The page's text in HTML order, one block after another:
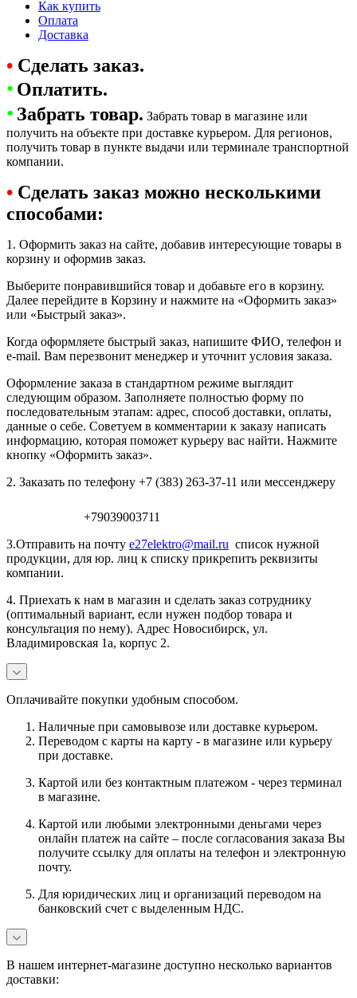
Как купить
Оплата
Доставка
• Сделать заказ.
• Оплатить.
• Забрать товар. Забрать товар в магазине или
получить на объекте при доставке курьером. Для регионов,
получить товар в пункте выдачи или терминале транспортной
компании.
• Сделать заказ можно несколькими
способами:
1. Оформить заказ на сайте, добавив интересующие товары в
корзину и оформив заказ.
Выберите понравившийся товар и добавьте его в корзину.
Далее перейдите в Корзину и нажмите на «Оформить заказ»
или «Быстрый заказ».
Когда оформляете быстрый заказ, напишите ФИО, телефон и
e-mail. Вам перезвонит менеджер и уточнит условия заказа.
Оформление заказа в стандартном режиме выглядит
следующим образом. Заполняете полностью форму по
последовательным этапам: адрес, способ доставки, оплаты,
данные о себе. Советуем в комментарии к заказу написать
информацию, которая поможет курьеру вас найти. Нажмите
кнопку «Оформить заказ».
2. Заказать по телефону +7 (383) 263-37-11 или мессенджеру
+79039003711
3.Отправить на почту e27elektro@mail.ru список нужной
продукции, для юр. лиц к списку прикрепить реквизиты
компании.
4. Приехать к нам в магазин и сделать заказ сотруднику
(оптимальный вариант, если нужен подбор товара и
консультация по нему). Адрес Новосибирск, ул.
Владимировская 1а, корпус 2.
Оплачивайте покупки удобным способом.
Наличные при самовывозе или доставке курьером.
Переводом с карты на карту - в магазине или курьеру
при доставке.
Картой или без контактным платежом - через терминал
в магазине.
Картой или любыми электронными деньгами через
онлайн платеж на сайте – после согласования заказа Вы
получите ссылку для оплаты на телефон и электронную
почту.
Для юридических лиц и организаций переводом на
банковский счет с выделенным НДС.
В нашем интернет-магазине доступно несколько вариантов
доставки: